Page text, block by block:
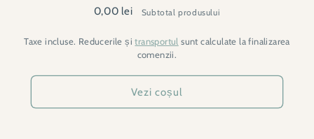
0,00 lei Subtotal produsului
Taxe incluse. Reducerile șitransportul sunt calculate la finalizarea
comenzii.
Vezi coșul